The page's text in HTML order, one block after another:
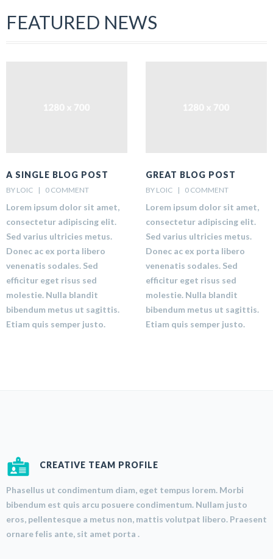
FEATURED NEWS
A SINGLE BLOG POST
BY LOIC    | 0 COMMENT
Lorem ipsum dolor sit amet,
consectetur adipiscing elit.
Sed varius ultricies metus.
Donec ac ex porta libero
venenatis sodales. Sed
efficitur eget risus sed
molestie. Nulla blandit
bibendum metus ut sagittis.
Etiam quis semper justo.
GREAT BLOG POST
BY LOIC    | 0 COMMENT
Lorem ipsum dolor sit amet,
consectetur adipiscing elit.
Sed varius ultricies metus.
Donec ac ex porta libero
venenatis sodales. Sed
efficitur eget risus sed
molestie. Nulla blandit
bibendum metus ut sagittis.
Etiam quis semper justo.
CREATIVE TEAM PROFILE
Phasellus ut condimentum diam, eget tempus lorem. Morbi
bibendum est quis arcu posuere condimentum. Nullam justo
eros, pellentesque a metus non, mattis volutpat libero. Praesent
ornare felis ante, sit amet porta .